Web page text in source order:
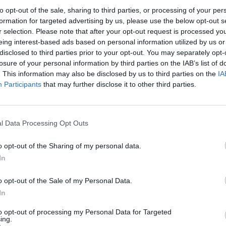
opt-out of the sale, sharing to third parties, or processing of your
for targeted advertising by us, please use the below opt-out
selection. Please note that after your opt-out request is processed
interest-based ads based on personal information utilized by us
to third parties prior to your opt-out. You may separately
of your personal information by third parties on the IAB’s list of
This information may also be disclosed by us to third parties on the
Participants that may further disclose it to other third parties.
Data Processing Opt Outs
opt-out of the Sharing of my personal data.
opt-out of the Sale of my Personal Data.
opt-out of processing my Personal Data for Targeted
zmieni ważny limit od marca 2027 roku. Policzyliśmy, ile może
senior przy emeryturze 2200, 2400, 2600 i 2700 zł
2026 13:23
przecenił hit do kuchni. Air fryer tańszy aż o 150 zł, a to
2026 16:06
ad